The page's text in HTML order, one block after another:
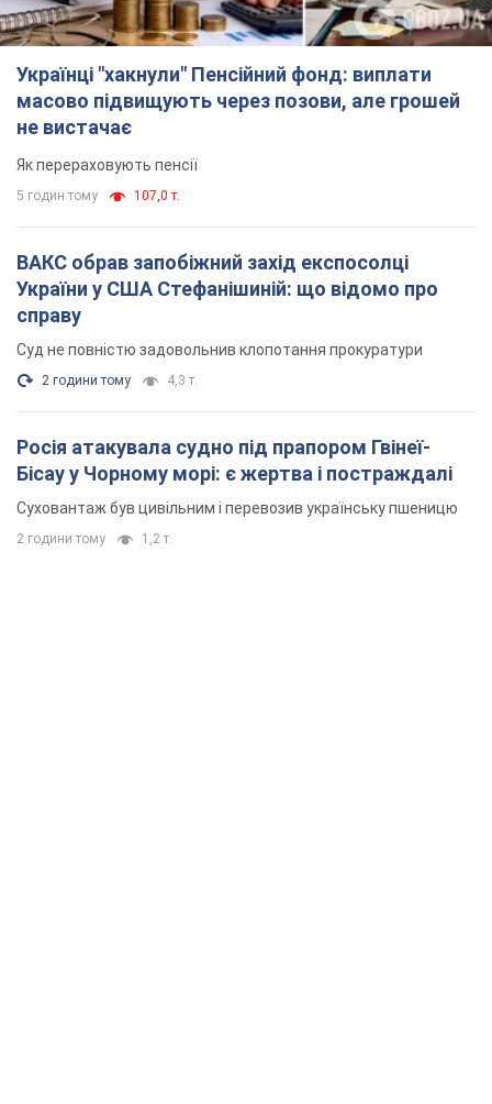
Українці "хакнули" Пенсійний фонд: виплати
масово підвищують через позови, але грошей
не вистачає
Як перераховують пенсії
5 годин тому 107,0 т.
ВАКС обрав запобіжний захід експосолці
України у США Стефанішиній: що відомо про
справу
Суд не повністю задовольнив клопотання прокуратури
2 години тому 4,3 т.
Росія атакувала судно під прапором Гвінеї-
Бісау у Чорному морі: є жертва і постраждалі
Суховантаж був цивільним і перевозив українську пшеницю
2 години тому 1,2 т.